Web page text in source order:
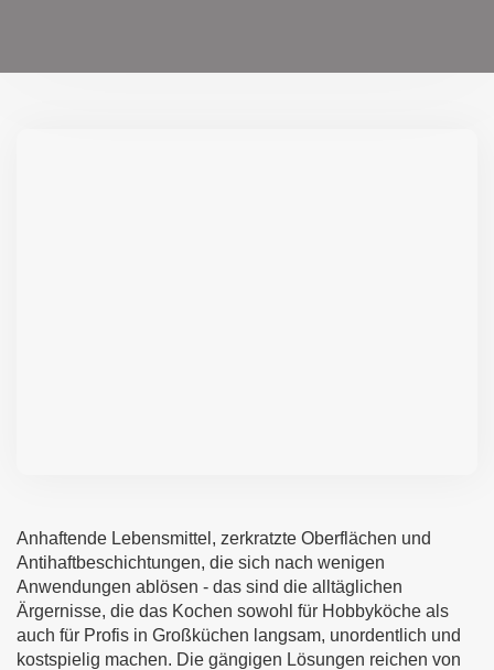
Anhaftende Lebensmittel, zerkratzte Oberflächen und
Antihaftbeschichtungen, die sich nach wenigen
Anwendungen ablösen - das sind die alltäglichen
Ärgernisse, die das Kochen sowohl für Hobbyköche als
auch für Profis in Großküchen langsam, unordentlich und
kostspielig machen. Die gängigen Lösungen reichen von